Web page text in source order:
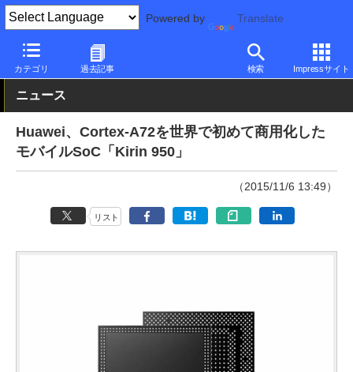
Powered by Translate
カテゴリ 過去記事 検索 Impressサイト
PC Watch 半導体/周辺機器
ニュース
Huawei、Cortex-A72を世界で初めて商用化した
モバイルSoC「Kirin 950」
（2015/11/6 13:49）
リスト